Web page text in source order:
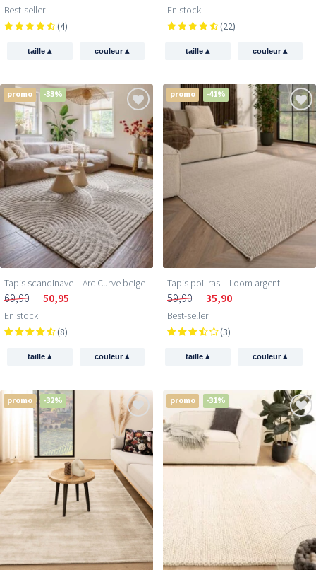
Best-seller
(4)
taille▴ couleur▴
En stock
(22)
taille▴ couleur▴
promo -33%
Tapis scandinave – Arc Curve beige
69,90 50,95
En stock
(8)
taille▴ couleur▴
promo -41%
Tapis poil ras​ – Loom argent
59,90 35,90
Best-seller
(3)
taille▴ couleur▴
promo -32% promo -31%